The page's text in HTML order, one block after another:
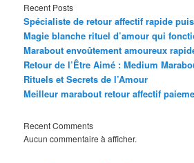
Recent Posts
Spécialiste de retour affectif rapide
Magie blanche rituel d’amour qui
Marabout envoûtement amoureux
Retour de l’Être Aimé : Medium
Rituels et Secrets de l’Amour
Meilleur marabout retour affectif
Recent Comments
Aucun commentaire à afficher.